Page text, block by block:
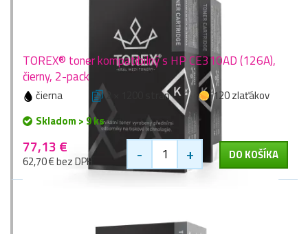
TOREX® toner kompatibilný s HP CE310AD (126A),
čierny, 2-pack
čierna 2 × 1200 stran
120 zlaťákov
Skladom > 9 ks
77,13 €
62,70 € bez DPH - + DO KOŠÍKA